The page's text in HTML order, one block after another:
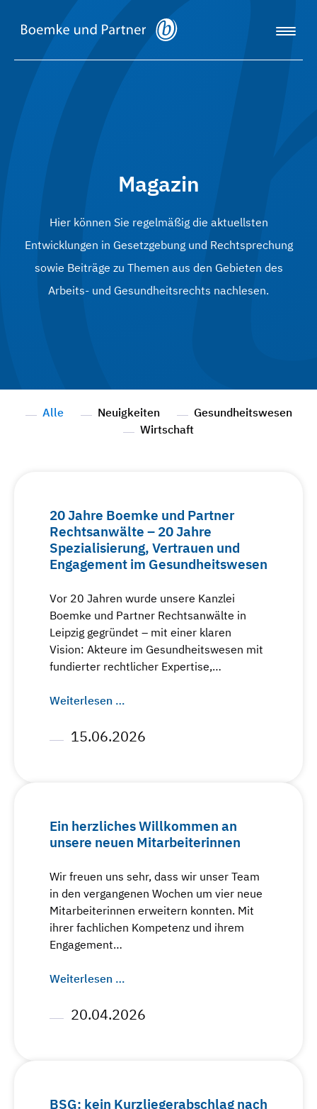
Magazin
Hier können Sie regelmäßig die aktuellsten
Entwicklungen in Gesetzgebung und Rechtsprechung
sowie Beiträge zu Themen aus den Gebieten des
Arbeits- und Gesundheitsrechts nachlesen.
Alle Neuigkeiten
Gesundheitswesen
Wirtschaft
20 Jahre Boemke und Partner
Rechtsanwälte – 20 Jahre
Spezialisierung, Vertrauen und
Engagement im Gesundheitswesen
Vor 20 Jahren wurde unsere Kanzlei
Boemke und Partner Rechtsanwälte in
Leipzig gegründet – mit einer klaren
Vision: Akteure im Gesundheitswesen mit
fundierter rechtlicher Expertise,…
Weiterlesen …
15.06.2026
Ein herzliches Willkommen an
unsere neuen Mitarbeiterinnen
Wir freuen uns sehr, dass wir unser Team
in den vergangenen Wochen um vier neue
Mitarbeiterinnen erweitern konnten. Mit
ihrer fachlichen Kompetenz und ihrem
Engagement…
Weiterlesen …
20.04.2026
BSG: kein Kurzliegerabschlag nach